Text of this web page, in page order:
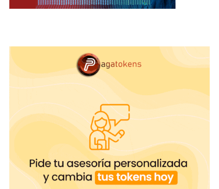
–>Pregunta a los usuarios qué les gusta, quizá
coincidan en algún gusto particular y de allí surja
algo llamativo que además, te posicione y te de un
tipo de reconocimiento en la plataforma.
–>Escoge los momentos para explorar, puedes
hacerlo dentro y fuera de la transmisión.